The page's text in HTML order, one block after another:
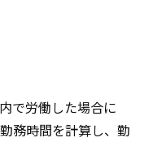
で労働した場合に
務時間を計算し、勤